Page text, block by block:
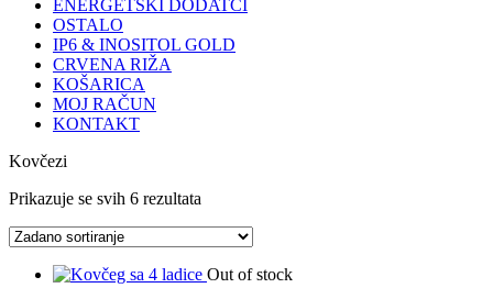
ENERGETSKI DODATCI
OSTALO
IP6 & INOSITOL GOLD
CRVENA RIŽA
KOŠARICA
MOJ RAČUN
KONTAKT
Kovčezi
Prikazuje se svih 6 rezultata
Out of stock